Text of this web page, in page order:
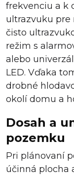
frekvenciu a k
ultrazvuku pre
čisto
režim s
alebo
LED. Vďaka
drobné
okolí domu a
Dosah a
pozemku
Pri plánovaní
účinná plocha